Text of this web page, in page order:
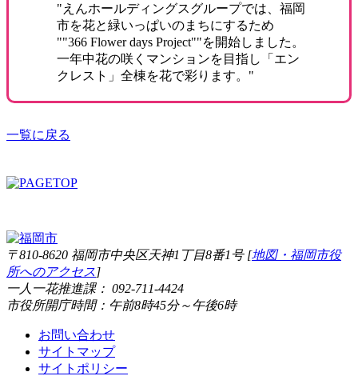
"えんホールディングスグループでは、福岡
市を花と緑いっぱいのまちにするため
""366 Flower days Project""を開始しました。
一年中花の咲くマンションを目指し「エン
クレスト」全棟を花で彩ります。"
一覧に戻る
〒810-8620 福岡市中央区天神1丁目8番1号 [地図・福岡市役
所へのアクセス]
一人一花推進課： 092-711-4424
市役所開庁時間：午前8時45分～午後6時
お問い合わせ
サイトマップ
サイトポリシー